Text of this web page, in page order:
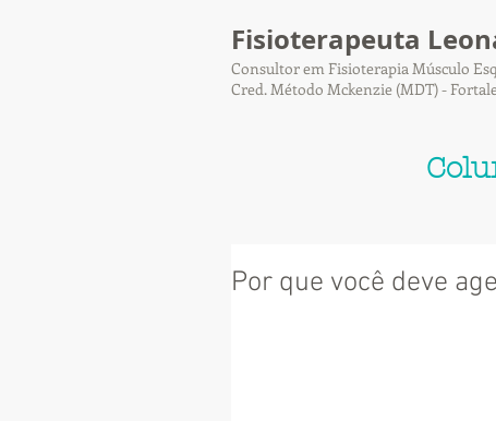
Fisioterapeuta
Consultor em Fisioterapia Músculo
Cred. Método Mckenzie (MDT) -
Por que você deve